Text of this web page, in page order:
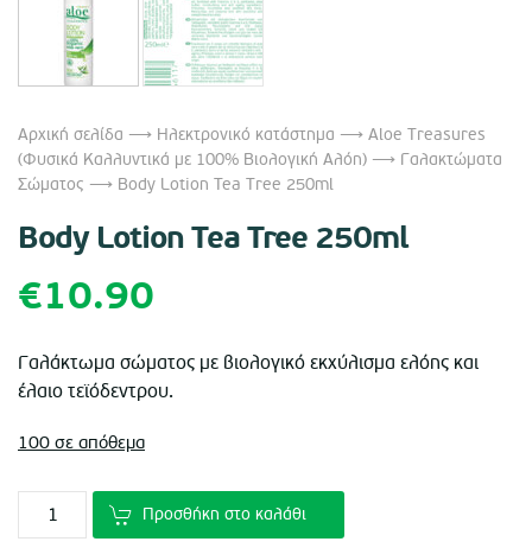
Αρχική σελίδα ⟶ Ηλεκτρονικό κατάστημα ⟶ Aloe Treasures
(Φυσικά Καλλυντικά με 100% Βιολογική Αλόη) ⟶ Γαλακτώματα
Σώματος ⟶ Body Lotion Tea Tree 250ml
Body Lotion Tea Tree 250ml
€10.90
Γαλάκτωμα σώματος με βιολογικό εκχύλισμα ελόης και
έλαιο τεϊόδεντρου.
100 σε απόθεμα
Προσθήκη στο καλάθι